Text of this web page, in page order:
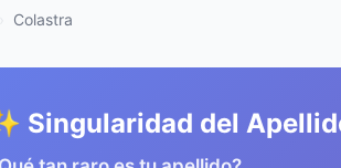
Colastra
Singularidad del